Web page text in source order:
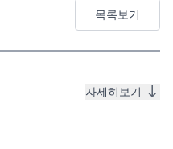
목록보기
자세히보기